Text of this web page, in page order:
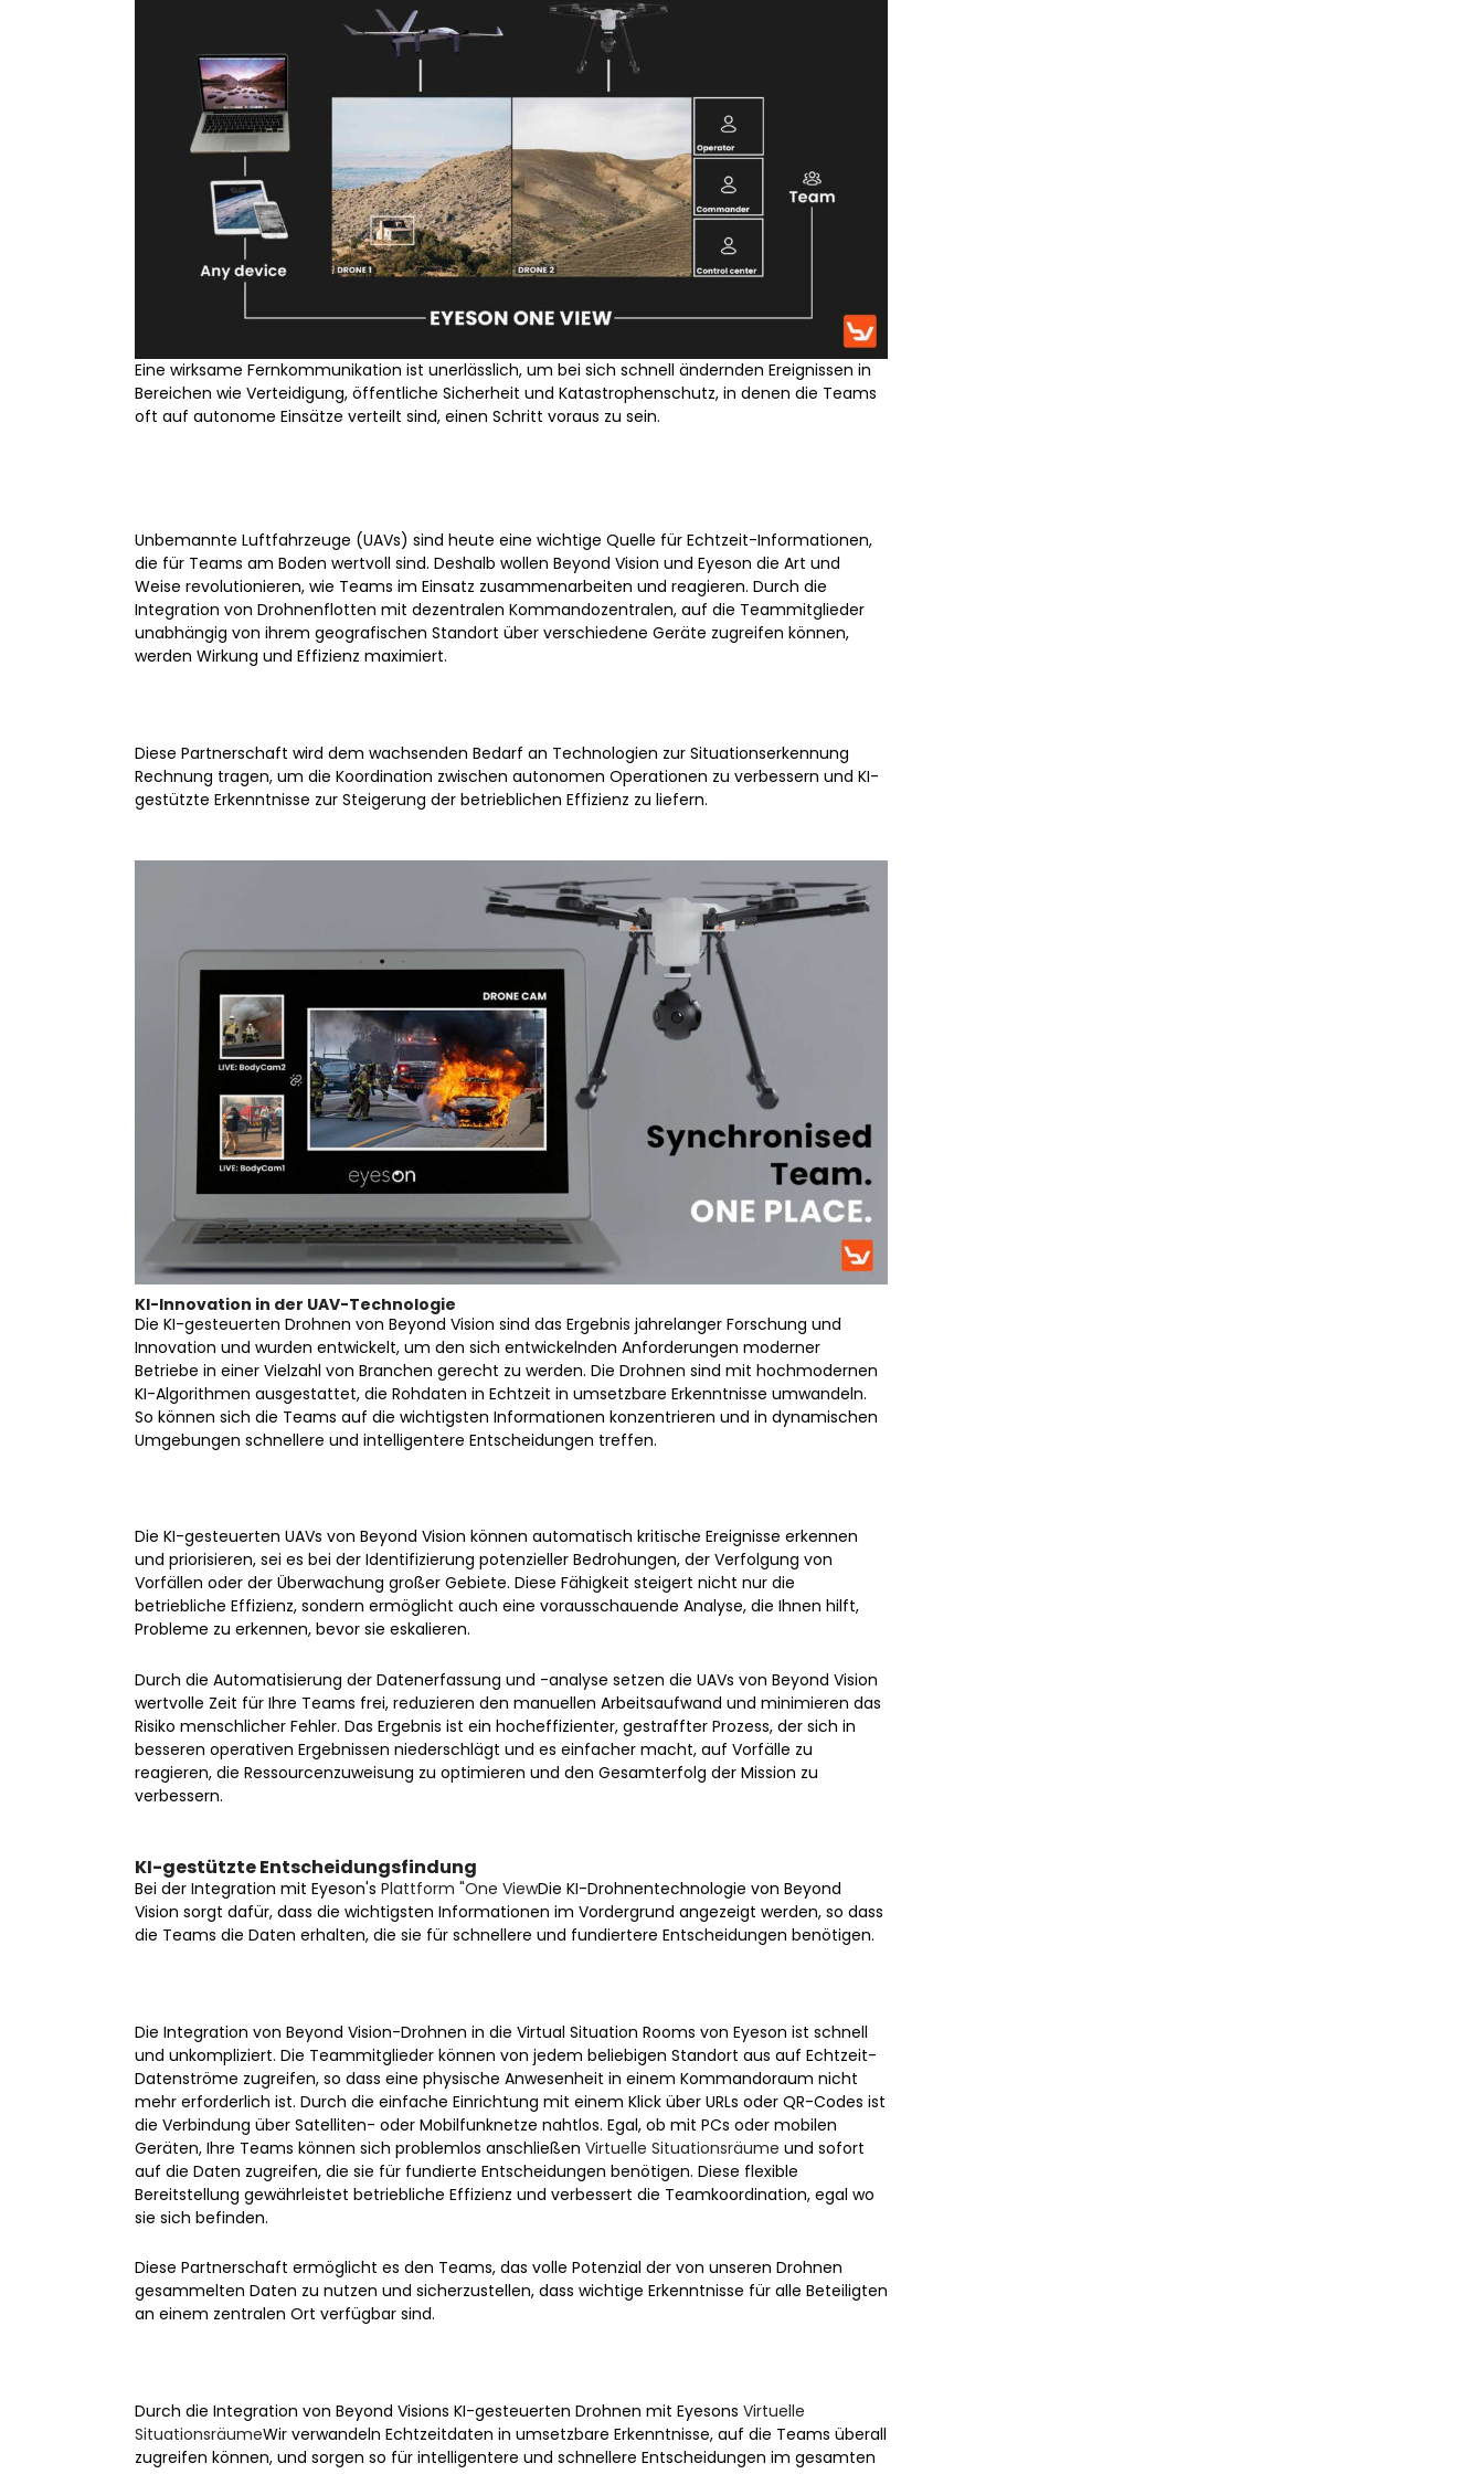
Eine wirksame Fernkommunikation ist unerlässlich, um bei sich schnell ändernden Ereignissen in
Bereichen wie Verteidigung, öffentliche Sicherheit und Katastrophenschutz, in denen die Teams
oft auf autonome Einsätze verteilt sind, einen Schritt voraus zu sein.
Unbemannte Luftfahrzeuge (UAVs) sind heute eine wichtige Quelle für Echtzeit-Informationen,
die für Teams am Boden wertvoll sind. Deshalb wollen Beyond Vision und Eyeson die Art und
Weise revolutionieren, wie Teams im Einsatz zusammenarbeiten und reagieren. Durch die
Integration von Drohnenflotten mit dezentralen Kommandozentralen, auf die Teammitglieder
unabhängig von ihrem geografischen Standort über verschiedene Geräte zugreifen können,
werden Wirkung und Effizienz maximiert.
Diese Partnerschaft wird dem wachsenden Bedarf an Technologien zur Situationserkennung
Rechnung tragen, um die Koordination zwischen autonomen Operationen zu verbessern und KI-
gestützte Erkenntnisse zur Steigerung der betrieblichen Effizienz zu liefern.
KI-Innovation in der UAV-Technologie
Die KI-gesteuerten Drohnen von Beyond Vision sind das Ergebnis jahrelanger Forschung und
Innovation und wurden entwickelt, um den sich entwickelnden Anforderungen moderner
Betriebe in einer Vielzahl von Branchen gerecht zu werden. Die Drohnen sind mit hochmodernen
KI-Algorithmen ausgestattet, die Rohdaten in Echtzeit in umsetzbare Erkenntnisse umwandeln.
So können sich die Teams auf die wichtigsten Informationen konzentrieren und in dynamischen
Umgebungen schnellere und intelligentere Entscheidungen treffen.
Die KI-gesteuerten UAVs von Beyond Vision können automatisch kritische Ereignisse erkennen
und priorisieren, sei es bei der Identifizierung potenzieller Bedrohungen, der Verfolgung von
Vorfällen oder der Überwachung großer Gebiete. Diese Fähigkeit steigert nicht nur die
betriebliche Effizienz, sondern ermöglicht auch eine vorausschauende Analyse, die Ihnen hilft,
Probleme zu erkennen, bevor sie eskalieren.
Durch die Automatisierung der Datenerfassung und -analyse setzen die UAVs von Beyond Vision
wertvolle Zeit für Ihre Teams frei, reduzieren den manuellen Arbeitsaufwand und minimieren das
Risiko menschlicher Fehler. Das Ergebnis ist ein hocheffizienter, gestraffter Prozess, der sich in
besseren operativen Ergebnissen niederschlägt und es einfacher macht, auf Vorfälle zu
reagieren, die Ressourcenzuweisung zu optimieren und den Gesamterfolg der Mission zu
verbessern.
KI-gestützte Entscheidungsfindung
Bei der Integration mit Eyeson's Plattform "One ViewDie KI-Drohnentechnologie von Beyond
Vision sorgt dafür, dass die wichtigsten Informationen im Vordergrund angezeigt werden, so dass
die Teams die Daten erhalten, die sie für schnellere und fundiertere Entscheidungen benötigen.
Die Integration von Beyond Vision-Drohnen in die Virtual Situation Rooms von Eyeson ist schnell
und unkompliziert. Die Teammitglieder können von jedem beliebigen Standort aus auf Echtzeit-
Datenströme zugreifen, so dass eine physische Anwesenheit in einem Kommandoraum nicht
mehr erforderlich ist. Durch die einfache Einrichtung mit einem Klick über URLs oder QR-Codes ist
die Verbindung über Satelliten- oder Mobilfunknetze nahtlos. Egal, ob mit PCs oder mobilen
Geräten, Ihre Teams können sich problemlos anschließen Virtuelle Situationsräume und sofort
auf die Daten zugreifen, die sie für fundierte Entscheidungen benötigen. Diese flexible
Bereitstellung gewährleistet betriebliche Effizienz und verbessert die Teamkoordination, egal wo
sie sich befinden.
Diese Partnerschaft ermöglicht es den Teams, das volle Potenzial der von unseren Drohnen
gesammelten Daten zu nutzen und sicherzustellen, dass wichtige Erkenntnisse für alle Beteiligten
an einem zentralen Ort verfügbar sind.
Durch die Integration von Beyond Visions KI-gesteuerten Drohnen mit Eyesons Virtuelle
SituationsräumeWir verwandeln Echtzeitdaten in umsetzbare Erkenntnisse, auf die Teams überall
zugreifen können, und sorgen so für intelligentere und schnellere Entscheidungen im gesamten